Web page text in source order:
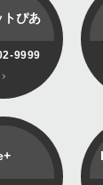
トぴあ
9999